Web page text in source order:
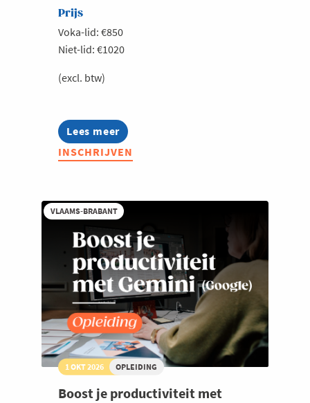
Prijs
Voka-lid: €850
Niet-lid: €1020
(excl. btw)
Lees meer
about
Generatieve
AI
INSCHRIJVEN
VLAAMS-BRABANT
1 OKT 2026 OPLEIDING
Boost je productiviteit met